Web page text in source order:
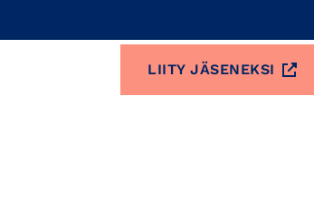
LIITY JÄSENEKSI